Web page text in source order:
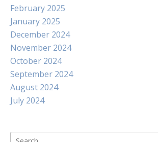
February 2025
January 2025
December 2024
November 2024
October 2024
September 2024
August 2024
July 2024
Search